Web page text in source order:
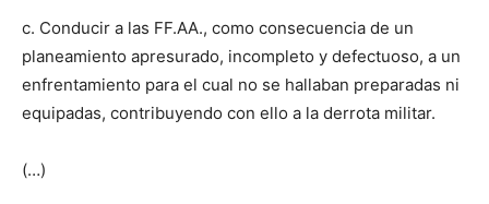
c. Conducir a las FF.AA., como consecuencia de un
planeamiento apresurado, incompleto y defectuoso, a un
enfrentamiento para el cual no se hallaban preparadas ni
equipadas, contribuyendo con ello a la derrota militar.
(…)